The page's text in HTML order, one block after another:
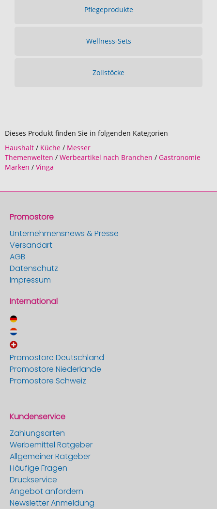
Pflegeprodukte
Wellness-Sets
Zollstöcke
Dieses Produkt finden Sie in folgenden Kategorien
Haushalt / Küche / Messer
Themenwelten / Werbeartikel nach Branchen / Gastronomie
Marken / Vinga
Promostore
Unternehmensnews & Presse
Versandart
AGB
Datenschutz
Impressum
International
Promostore Deutschland
Promostore Niederlande
Promostore Schweiz
Kundenservice
Zahlungsarten
Werbemittel Ratgeber
Allgemeiner Ratgeber
Häufige Fragen
Druckservice
Angebot anfordern
Newsletter Anmeldung